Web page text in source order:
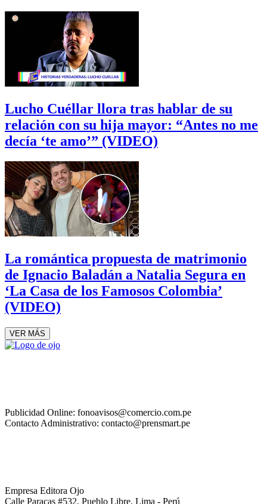
Lucho Cuéllar llora tras hablar de su
relación con su hija mayor: “Antes no me
decía ‘te amo’” (VIDEO)
La romántica propuesta de matrimonio
de Ignacio Baladán a Natalia Segura en
‘La Casa de los Famosos Colombia’
(VIDEO)
VER MÁS
Publicidad Online: fonoavisos@comercio.com.pe
Contacto Administrativo: contacto@prensmart.pe
Empresa Editora Ojo
Calle Paracas #532, Pueblo Libre, Lima - Perú